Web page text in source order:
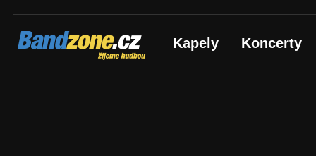
Bandzone.cz
žijeme hudbou Kapely Koncerty